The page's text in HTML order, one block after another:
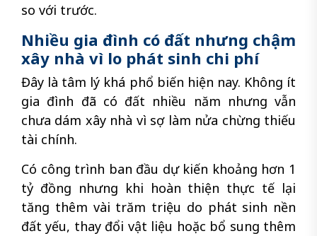
so với trước.
Nhiều gia đình có đất nhưng chậm
xây nhà vì lo phát sinh chi phí
Đây là tâm lý khá phổ biến hiện nay. Không ít
gia đình đã có đất nhiều năm nhưng vẫn
chưa dám xây nhà vì sợ làm nửa chừng thiếu
tài chính.
Có công trình ban đầu dự kiến khoảng hơn 1
tỷ đồng nhưng khi hoàn thiện thực tế lại
tăng thêm vài trăm triệu do phát sinh nền
đất yếu, thay đổi vật liệu hoặc bổ sung thêm